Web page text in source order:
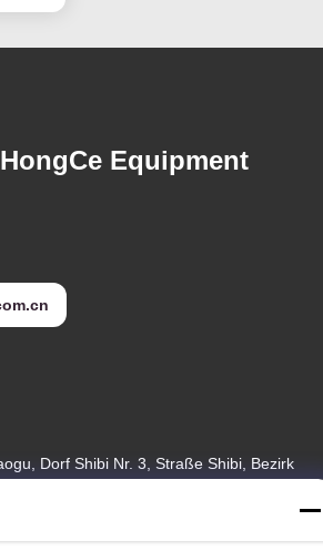
Equipment
Dorf Shibi Nr. 3, Straße Shibi, Bezirk